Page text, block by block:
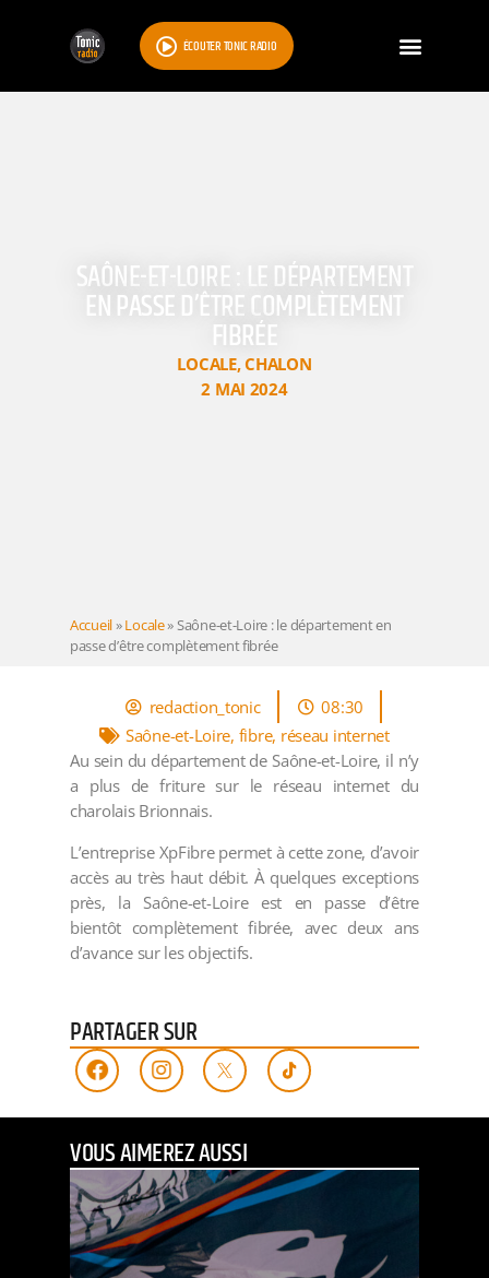
ÉCOUTER TONIC RADIO
SAÔNE-ET-LOIRE : LE DÉPARTEMENT
EN PASSE D’ÊTRE COMPLÈTEMENT
FIBRÉE
LOCALE,CHALON
2 MAI 2024
Accueil»Locale»Saône-et-Loire : le département en
passe d’être complètement fibrée
redaction_tonic
08:30
Saône-et-Loire, fibre, réseau internet
Au sein du département de Saône-et-Loire, il n’y
a plus de friture sur le réseau internet du
charolais Brionnais.
L’entreprise XpFibre permet à cette zone, d’avoir
accès au très haut débit. À quelques exceptions
près, la Saône-et-Loire est en passe d’être
bientôt complètement fibrée, avec deux ans
d’avance sur les objectifs.
PARTAGER SUR
VOUS AIMEREZ AUSSI